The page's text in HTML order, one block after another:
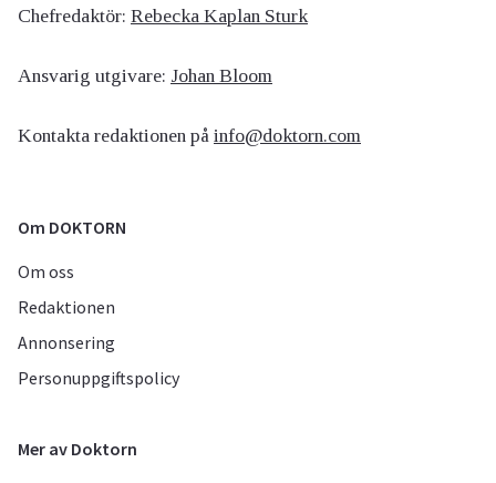
Chefredaktör: Rebecka Kaplan Sturk
Ansvarig utgivare: Johan Bloom
Kontakta redaktionen på info@doktorn.com
Om DOKTORN
Om oss
Redaktionen
Annonsering
Personuppgiftspolicy
Mer av Doktorn